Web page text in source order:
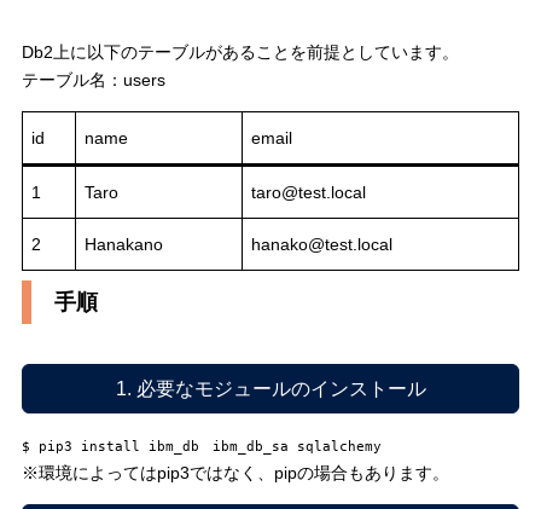
Db2上に以下のテーブルがあることを前提としています。
テーブル名：users
id name email
1 Taro taro@test.local
2 Hanakano hanako@test.local
手順
1. 必要なモジュールのインストール
※環境によってはpip3ではなく、pipの場合もあります。